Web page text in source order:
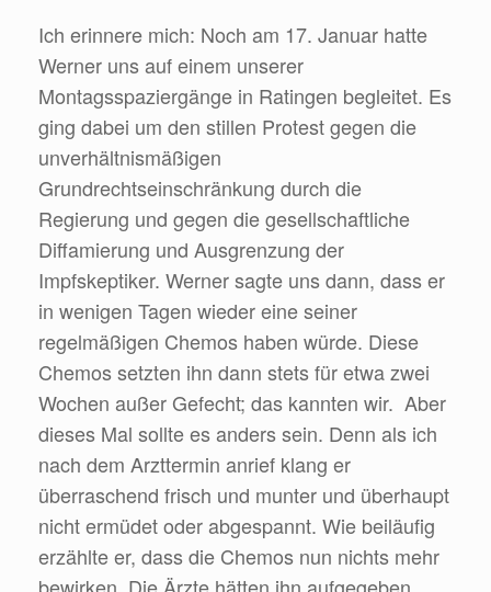
Ich erinnere mich: Noch am 17. Januar hatte
Werner uns auf einem unserer
Montagsspaziergänge in Ratingen begleitet. Es
ging dabei um den stillen Protest gegen die
unverhältnismäßigen
Grundrechtseinschränkung durch die
Regierung und gegen die gesellschaftliche
Diffamierung und Ausgrenzung der
Impfskeptiker. Werner sagte uns dann, dass er
in wenigen Tagen wieder eine seiner
regelmäßigen Chemos haben würde. Diese
Chemos setzten ihn dann stets für etwa zwei
Wochen außer Gefecht; das kannten wir. Aber
dieses Mal sollte es anders sein. Denn als ich
nach dem Arzttermin anrief klang er
überraschend frisch und munter und überhaupt
nicht ermüdet oder abgespannt. Wie beiläufig
erzählte er, dass die Chemos nun nichts mehr